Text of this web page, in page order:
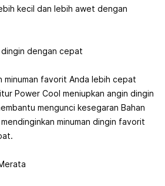
kecil dan lebih awet dengan
dingin dengan cepat
minuman favorit Anda lebih cepat
Power Cool meniupkan angin dingin
mengunci kesegaran Bahan
minuman dingin favorit